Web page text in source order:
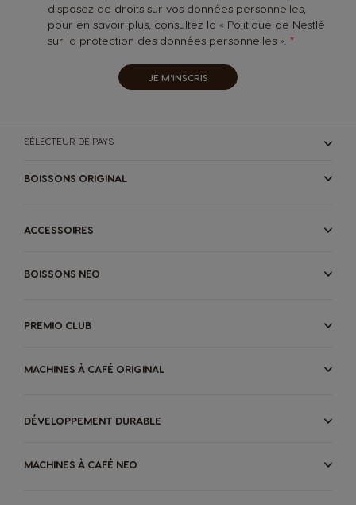
disposez de droits sur vos données personnelles,
pour en savoir plus, consultez la « Politique de Nestlé
sur la protection des données personnelles ».
JE M'INSCRIS
SÉLECTEUR DE PAYS
BOISSONS ORIGINAL
ACCESSOIRES
BOISSONS NEO
PREMIO CLUB
MACHINES À CAFÉ ORIGINAL
DÉVELOPPEMENT DURABLE
MACHINES À CAFÉ NEO